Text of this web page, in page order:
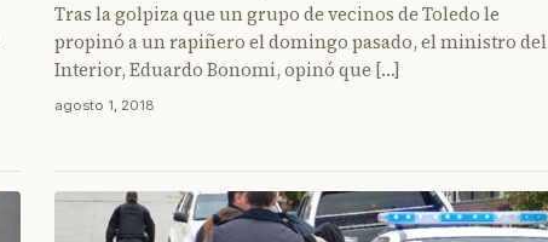
Tras la golpiza que un grupo de vecinos de Toledo le
propinó a un rapiñero el domingo pasado, el ministro del
Interior, Eduardo Bonomi, opinó que […]
agosto 1, 2018